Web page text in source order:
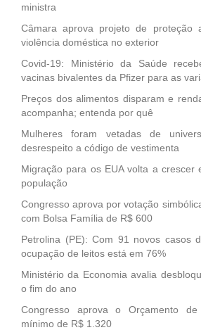
ministra
Câmara aprova projeto de proteção
violência doméstica no exterior
Covid-19: Ministério da Saúde
vacinas bivalentes da Pfizer para as
Preços dos alimentos disparam e
acompanha; entenda por quê
Mulheres foram vetadas de
desrespeito a código de vestimenta
Migração para os EUA volta a crescer
população
Congresso aprova por votação
com Bolsa Família de R$ 600
Petrolina (PE): Com 91 novos casos
ocupação de leitos está em 76%
Ministério da Economia avalia
o fim do ano
Congresso aprova o Orçamento
mínimo de R$ 1.320